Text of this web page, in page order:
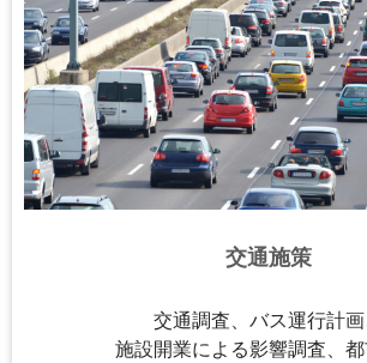
交通施策
交通調査、バス運行計画
施設開業による影響調査、